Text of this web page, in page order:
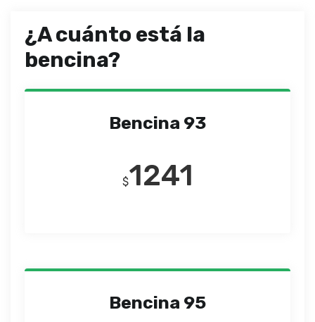
¿A cuánto está la
bencina?
Bencina 93
$1241
Bencina 95